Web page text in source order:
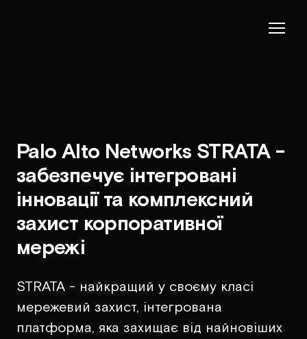
Palo Alto Networks STRATA -
забезпечує інтегровані
інновації та комплексний
захист корпоративної
мережі
STRATA - найкращий у своєму класі
мережевий захист, інтегрована
платформа, яка захищає від найновіших